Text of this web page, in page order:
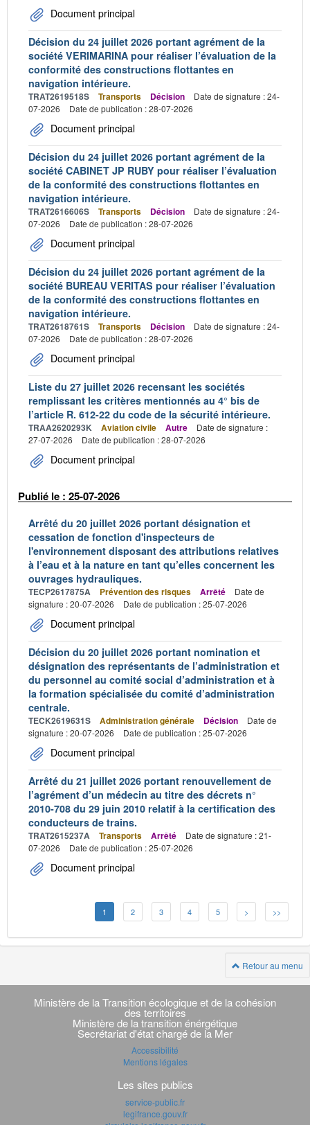
Document principal
Décision du 24 juillet 2026 portant agrément de la
société VERIMARINA pour réaliser l’évaluation de la
conformité des constructions flottantes en
navigation intérieure.
TRAT2619518S Transports Décision
Date de signature : 24-
07-2026
Date de publication : 28-07-2026
Document principal
Décision du 24 juillet 2026 portant agrément de la
société CABINET JP RUBY pour réaliser l’évaluation
de la conformité des constructions flottantes en
navigation intérieure.
TRAT2616606S Transports Décision
Date de signature : 24-
07-2026
Date de publication : 28-07-2026
Document principal
Décision du 24 juillet 2026 portant agrément de la
société BUREAU VERITAS pour réaliser l’évaluation
de la conformité des constructions flottantes en
navigation intérieure.
TRAT2618761S Transports Décision
Date de signature : 24-
07-2026
Date de publication : 28-07-2026
Document principal
Liste du 27 juillet 2026 recensant les sociétés
remplissant les critères mentionnés au 4° bis de
l’article R. 612-22 du code de la sécurité intérieure.
TRAA2620293K Aviation civile Autre
Date de signature :
27-07-2026
Date de publication : 28-07-2026
Document principal
Publié le : 25-07-2026
Arrêté du 20 juillet 2026 portant désignation et
cessation de fonction d'inspecteurs de
l'environnement disposant des attributions relatives
à l’eau et à la nature en tant qu’elles concernent les
ouvrages hydrauliques.
TECP2617875A Prévention des risques Arrêté
Date de
signature : 20-07-2026
Date de publication : 25-07-2026
Document principal
Décision du 20 juillet 2026 portant nomination et
désignation des représentants de l’administration et
du personnel au comité social d’administration et à
la formation spécialisée du comité d’administration
centrale.
TECK2619631S Administration générale Décision
Date de
signature : 20-07-2026
Date de publication : 25-07-2026
Document principal
Arrêté du 21 juillet 2026 portant renouvellement de
l’agrément d’un médecin au titre des décrets n°
2010-708 du 29 juin 2010 relatif à la certification des
conducteurs de trains.
TRAT2615237A Transports Arrêté
Date de signature : 21-
07-2026
Date de publication : 25-07-2026
Document principal
1 2 3 4 5 > >>
Retour au menu
Navigation
transverse
Ministère de la Transition écologique et de la cohésion
des territoires
Ministère de la transition énérgétique
Secrétariat d'état chargé de la Mer
Accessibilité
Mentions légales
Les sites publics
service-public.fr
legifrance.gouv.fr